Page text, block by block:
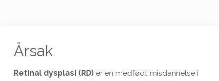
Årsak
Retinal dysplasi (RD) er en medfødt misdannelse i